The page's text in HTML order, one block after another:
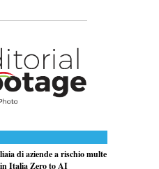
di aziende a rischio multe
Italia Zero to AI